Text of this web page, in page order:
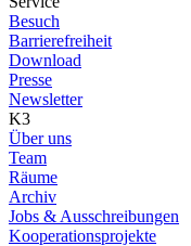
Besuch
Barrierefreiheit
Download
Presse
Newsletter
K3
Über uns
Team
Räume
Archiv
Jobs & Ausschreibungen
Kooperationsprojekte